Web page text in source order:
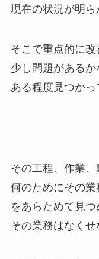
現在の状況が明
そこで重点的に
少し問題がある
ある程度見つかっ
その工程、作業、
何のためにその業
をあらためて見
その業務はなく